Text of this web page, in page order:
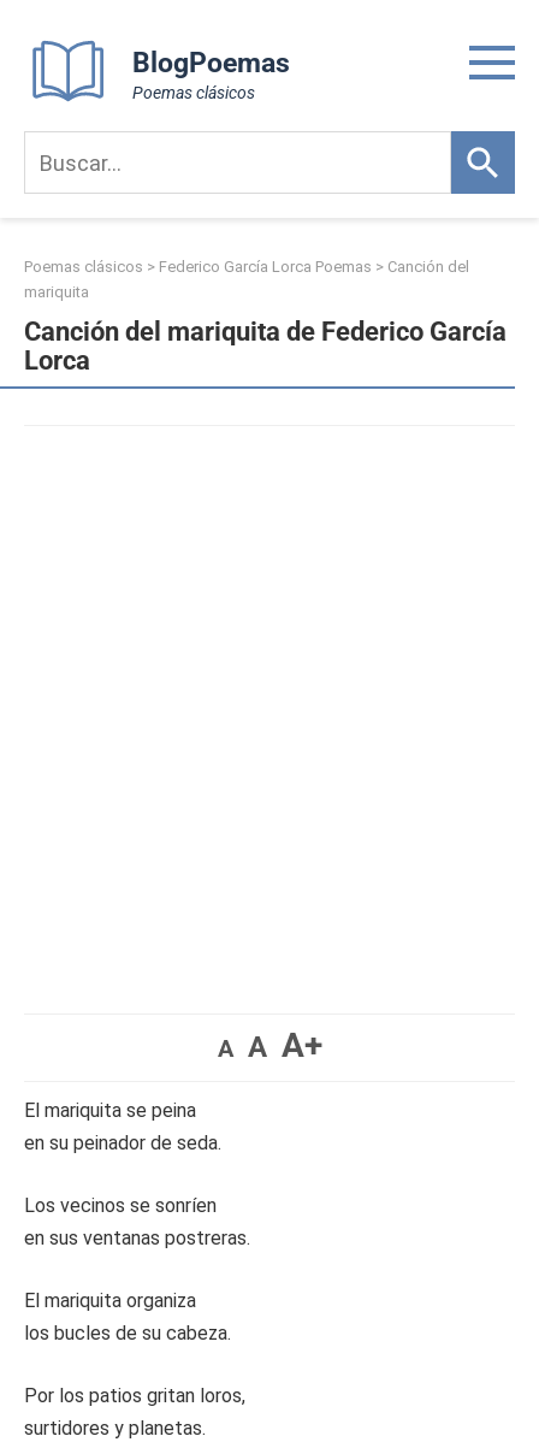
content
BlogPoemas
Poemas clásicos
Poemas clásicos > Federico García Lorca Poemas > Canción del
mariquita
Canción del mariquita de Federico García
Lorca
A A A+
El mariquita se peina
en su peinador de seda.
Los vecinos se sonríen
en sus ventanas postreras.
El mariquita organiza
los bucles de su cabeza.
Por los patios gritan loros,
surtidores y planetas.